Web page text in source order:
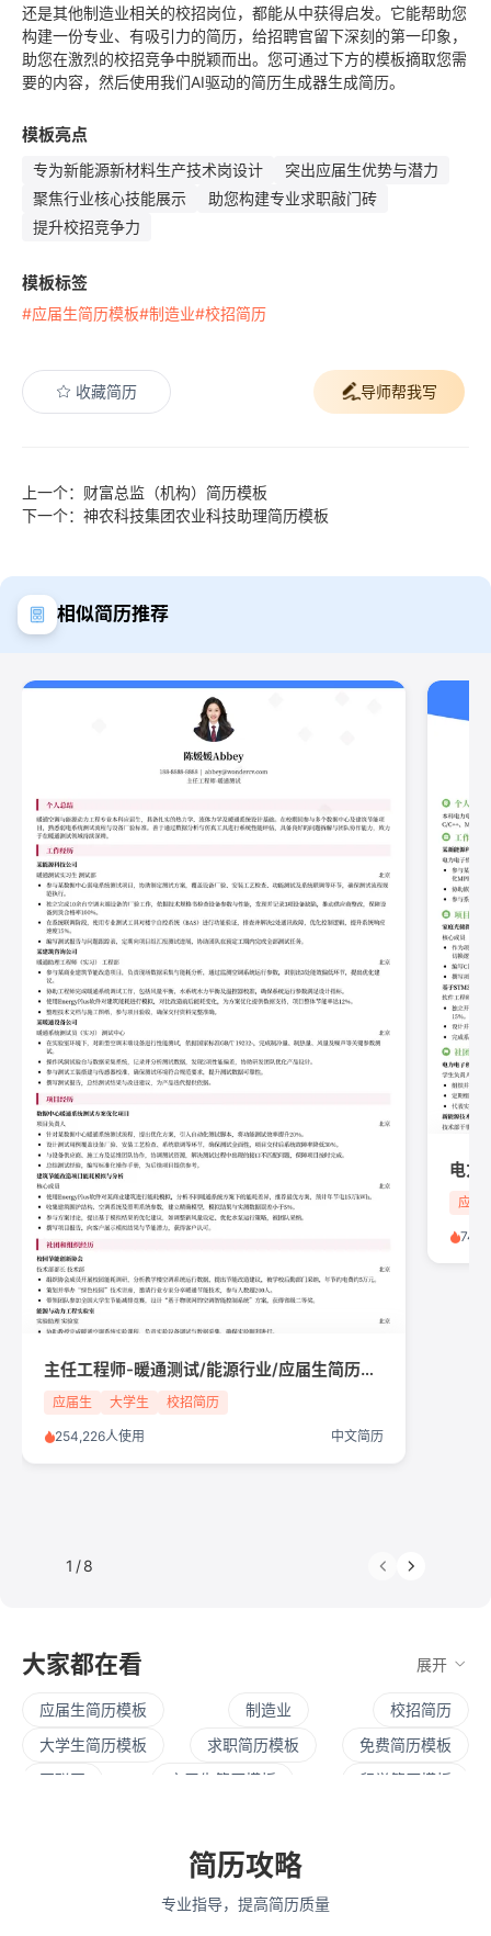
还是其他制造业相关的校招岗位，都能从中获得启发。它能帮助您
构建一份专业、有吸引力的简历，给招聘官留下深刻的第一印象，
助您在激烈的校招竞争中脱颖而出。您可通过下方的模板摘取您需
要的内容，然后使用我们AI驱动的简历生成器生成简历。
模板亮点
专为新能源新材料生产技术岗设计
突出应届生优势与潜力
聚焦行业核心技能展示
助您构建专业求职敲门砖
提升校招竞争力
模板标签
#应届生简历模板#制造业#校招简历
收藏简历 导师帮我写
上一个：财富总监（机构）简历模板
下一个：神农科技集团农业科技助理简历模板
相似简历推荐
主任工程师-暖通测试/能源行业/应届生简历模板
应届生 大学生 校招简历
254,226人使用 中文简历
电力
应届
1 /8
大家都在看 展开
应届生简历模板 制造业
校招简历
大学生简历模板
求职简历模板
免费简历模板
互联网
实习生简历模板
留学简历模板
四大简历 保研简历
产品经理简历模板
简历攻略
专业指导，提高简历质量